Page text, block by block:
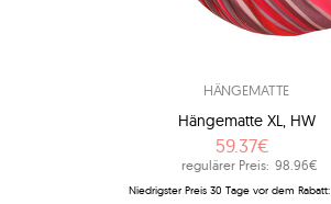
HÄNGEMATTE
Hängematte XL, HW
59.37€
regulärer Preis: 98.96€
Niedrigster Preis 30 Tage vor dem Rabatt: